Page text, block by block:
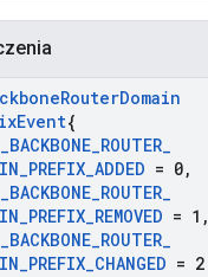
RouterDomain
Event{
_BACKBONE_ROUTER_
_PREFIX_ADDED = 0,
_BACKBONE_ROUTER_
_PREFIX_REMOVED = 1 ,
_BACKBONE_ROUTER_
_PREFIX_CHANGED = 2